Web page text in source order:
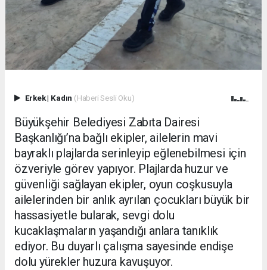
Erkek| Kadın (Haberi Sesli Oku)
Büyükşehir Belediyesi Zabıta Dairesi
Başkanlığı’na bağlı ekipler, ailelerin mavi
bayraklı plajlarda serinleyip eğlenebilmesi için
özveriyle görev yapıyor. Plajlarda huzur ve
güvenliği sağlayan ekipler, oyun coşkusuyla
ailelerinden bir anlık ayrılan çocukları büyük bir
hassasiyetle bularak, sevgi dolu
kucaklaşmaların yaşandığı anlara tanıklık
ediyor. Bu duyarlı çalışma sayesinde endişe
dolu yürekler huzura kavuşuyor.